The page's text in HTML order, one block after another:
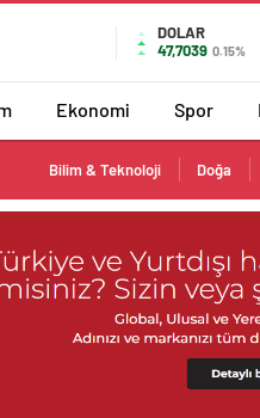
DOLAR
47,7039 0.15%
Ekonomi Spor
Bilim & Teknoloji Doğa